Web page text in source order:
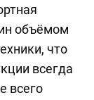
объёмом
что
всегда
всего